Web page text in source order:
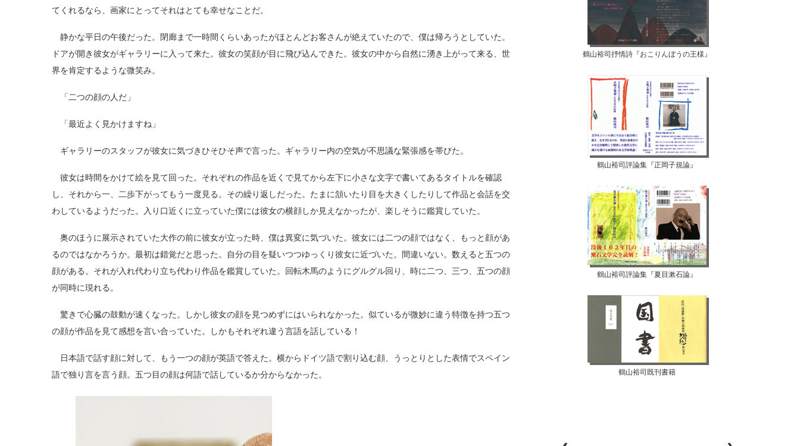
てくれるなら、画家にとってそれはとても幸せなことだ。
静かな平日の午後だった。閉廊まで一時間くらいあったがほとんどお客さんが絶えていたので、僕は帰ろうとしていた。
ドアが開き彼女がギャラリーに入って来た。彼女の笑顔が目に飛び込んできた。彼女の中から自然に湧き上がって来る、世
界を肯定するような微笑み。
「二つの顔の人だ」
「最近よく見かけますね」
ギャラリーのスタッフが彼女に気づきひそひそ声で言った。ギャラリー内の空気が不思議な緊張感を帯びた。
彼女は時間をかけて絵を見て回った。それぞれの作品を近くで見てから左下に小さな文字で書いてあるタイトルを確認
し、それから一、二歩下がってもう一度見る。その繰り返しだった。たまに頷いたり目を大きくしたりして作品と会話を交
わしているようだった。入り口近くに立っていた僕には彼女の横顔しか見えなかったが、楽しそうに鑑賞していた。
奥のほうに展示されていた大作の前に彼女が立った時、僕は異変に気づいた。彼女には二つの顔ではなく、もっと顔があ
るのではなかろうか。最初は錯覚だと思った。自分の目を疑いつつゆっくり彼女に近づいた。間違いない。数えると五つの
顔がある。それが入れ代わり立ち代わり作品を鑑賞していた。回転木馬のようにグルグル回り、時に二つ、三つ、五つの顔
が同時に現れる。
驚きで心臓の鼓動が速くなった。しかし彼女の顔を見つめずにはいられなかった。似ているが微妙に違う特徴を持つ五つ
の顔が作品を見て感想を言い合っていた。しかもそれぞれ違う言語を話している！
日本語で話す顔に対して、もう一つの顔が英語で答えた。横からドイツ語で割り込む顔、うっとりとした表情でスペイン
語で独り言を言う顔。五つ目の顔は何語で話しているか分からなかった。
鶴山裕司抒情詩『おこりんぼうの王様』
鶴山裕司評論集『正岡子規論』
鶴山裕司評論集『夏目漱石論』
鶴山裕司既刊書籍